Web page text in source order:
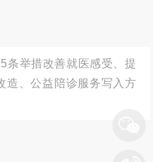
条举措改善就医感受、提
造、公益陪诊服务写入方